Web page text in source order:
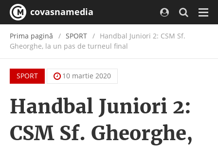
covasnamedia
Prima pagină SPORT
Handbal Juniori 2: CSM Sf.
Gheorghe, la un pas de turneul final
SPORT 10 martie 2020
Handbal Juniori 2:
CSM Sf. Gheorghe,